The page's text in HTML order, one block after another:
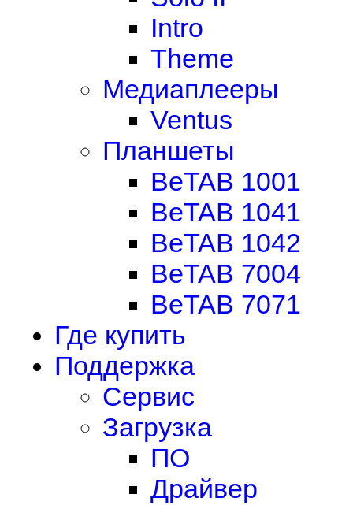
Intro
Theme
Медиаплееры
Ventus
Планшеты
BeTAB 1001
BeTAB 1041
BeTAB 1042
BeTAB 7004
BeTAB 7071
Где купить
Поддержка
Сервис
Загрузка
ПО
Драйвер